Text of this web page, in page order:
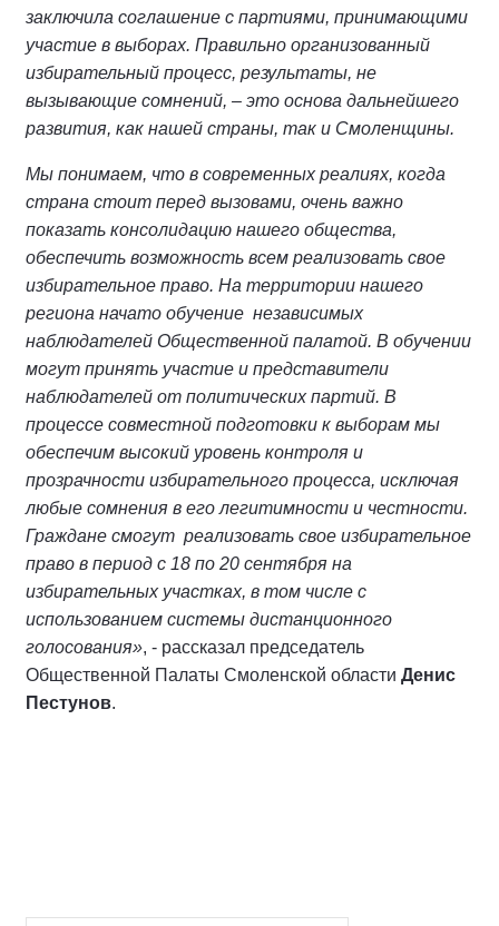
заключила соглашение с партиями, принимающими
участие в выборах. Правильно организованный
избирательный процесс, результаты, не
вызывающие сомнений, – это основа дальнейшего
развития, как нашей страны, так и Смоленщины.
Мы понимаем, что в современных реалиях, когда
страна стоит перед вызовами, очень важно
показать консолидацию нашего общества,
обеспечить возможность всем реализовать свое
избирательное право. На территории нашего
региона начато обучение независимых
наблюдателей Общественной палатой. В обучении
могут принять участие и представители
наблюдателей от политических партий. В
процессе совместной подготовки к выборам мы
обеспечим высокий уровень контроля и
прозрачности избирательного процесса, исключая
любые сомнения в его легитимности и честности.
Граждане смогут реализовать свое избирательное
право в период с 18 по 20 сентября на
избирательных участках, в том числе с
использованием системы дистанционного
голосования», - рассказал председатель
Общественной Палаты Смоленской области Денис
Пестунов.